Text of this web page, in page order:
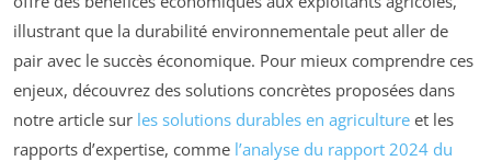
illustrant que la durabilité environnementale peut aller de
pair avec le succès économique. Pour mieux comprendre ces
enjeux, découvrez des solutions concrètes proposées dans
notre article sur les solutions durables en agriculture et les
rapports d’expertise, comme l’analyse du rapport 2024 du